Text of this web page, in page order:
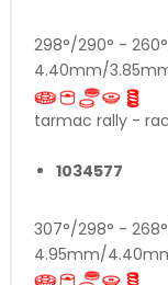
298°/290° -
4.40mm/
tarmac rally -
1034577
307°/298° -
4.95mm/